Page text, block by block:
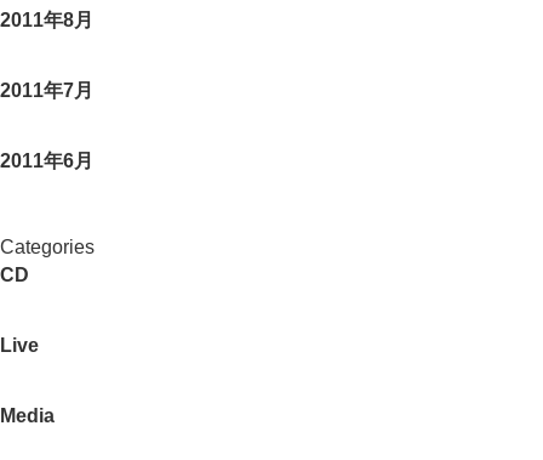
2011年8月
2011年7月
2011年6月
Categories
CD
Live
Media